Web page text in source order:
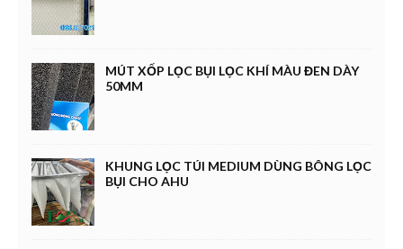
MÚT XỐP LỌC BỤI LỌC KHÍ MÀU ĐEN DÀY
50MM
KHUNG LỌC TÚI MEDIUM DÙNG BÔNG LỌC
BỤI CHO AHU